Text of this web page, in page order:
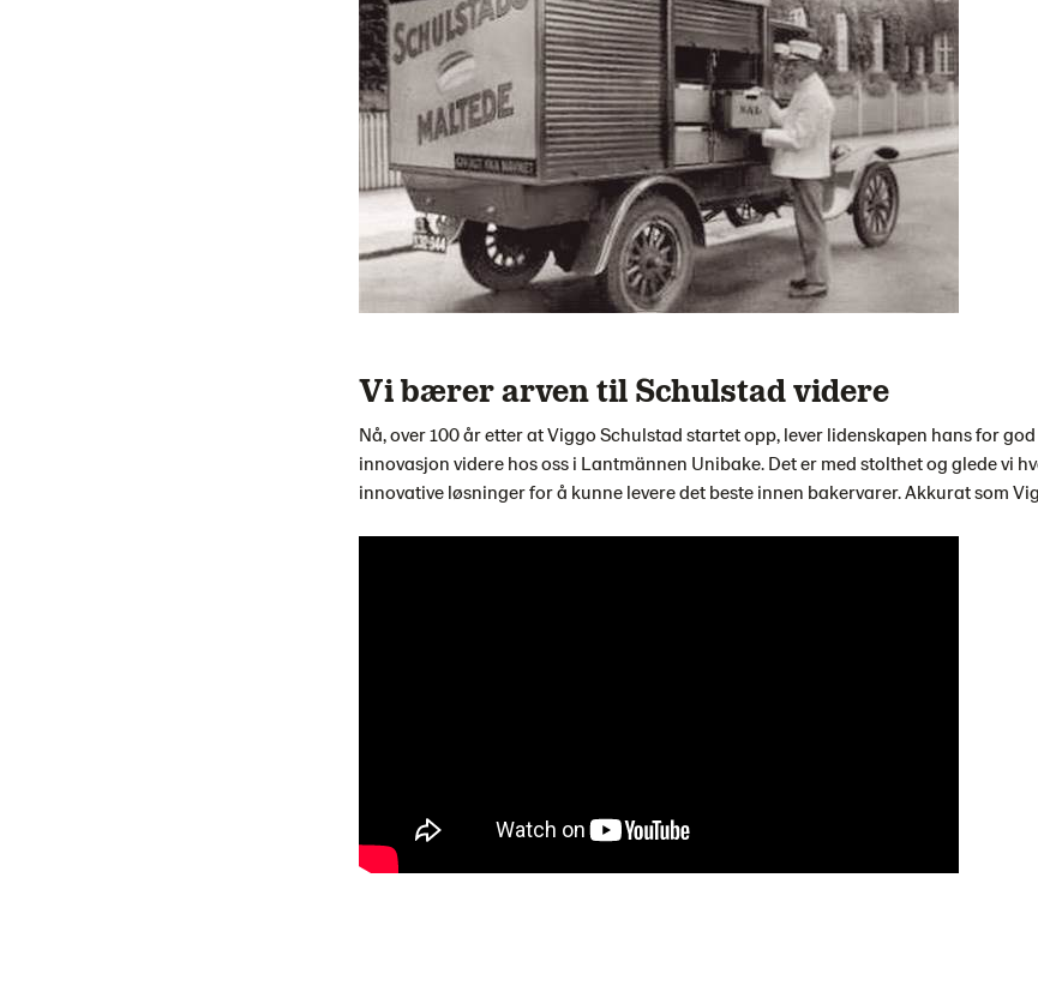
Vi bærer arven til Schulstad videre
Nå, over 100 år etter at Viggo Schulstad startet opp, lever lidenskapen hans for
innovasjon videre hos oss i Lantmännen Unibake. Det er med stolthet og glede vi
innovative løsninger for å kunne levere det beste innen bakervarer. Akkurat som